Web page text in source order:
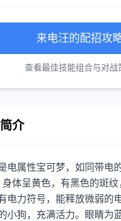
来电汪的配招攻
查看最佳技能组合与对战
介
电属性宝可梦，如同带电
体呈黄色，有黑色的斑
电力符号，能释放微弱的
小狗，充满活力。眼睛为